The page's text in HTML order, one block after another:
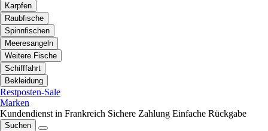
Karpfen
Raubfische
Spinnfischen
Meeresangeln
Weitere Fische
Schifffahrt
Bekleidung
Restposten-Sale
Marken
Kundendienst in Frankreich Sichere Zahlung Einfache Rückgabe
Suchen